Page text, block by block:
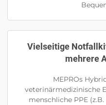
Vielseitige
mehrere
MEPROs
veterinärmedizinische
menschliche PPE